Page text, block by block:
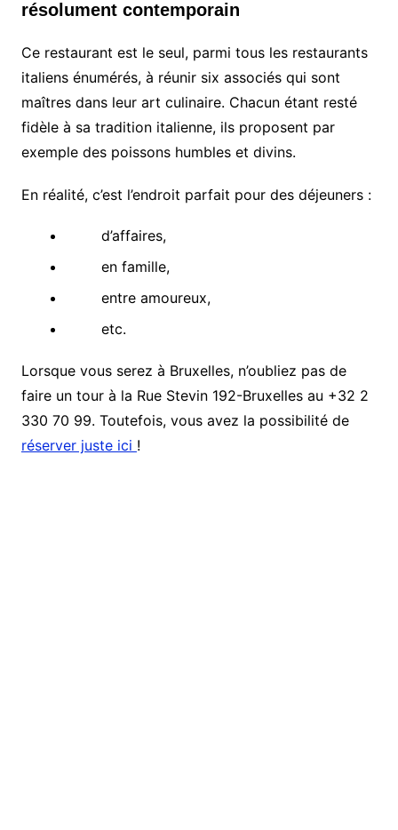
résolument contemporain
Ce restaurant est le seul, parmi tous les restaurants
italiens énumérés, à réunir six associés qui sont
maîtres dans leur art culinaire. Chacun étant resté
fidèle à sa tradition italienne, ils proposent par
exemple des poissons humbles et divins.
En réalité, c’est l’endroit parfait pour des déjeuners :
d’affaires,
en famille,
entre amoureux,
etc.
Lorsque vous serez à Bruxelles, n’oubliez pas de
faire un tour à la Rue Stevin 192-Bruxelles au +32 2
330 70 99. Toutefois, vous avez la possibilité de
réserver juste ici !